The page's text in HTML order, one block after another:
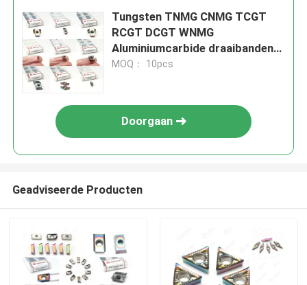
Tungsten TNMG CNMG TCGT
RCGT DCGT WNMG
Aluminiumcarbide draaibanden
voor veelzijdige draaibanden
MOQ： 10pcs
Doorgaan
Geadviseerde Producten